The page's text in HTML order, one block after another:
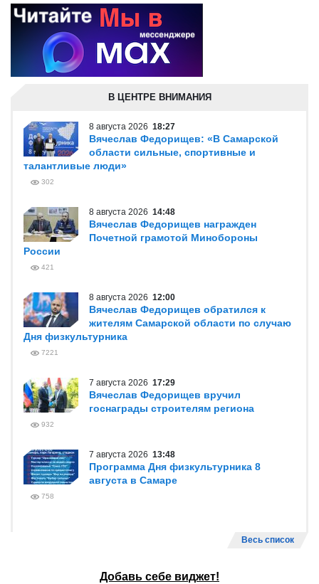
В ЦЕНТРЕ ВНИМАНИЯ
8 августа 2026 18:27
Вячеслав Федорищев: «В Самарской
области сильные, спортивные и
талантливые люди»
302
8 августа 2026 14:48
Вячеслав Федорищев награжден
Почетной грамотой Минобороны
России
421
8 августа 2026 12:00
Вячеслав Федорищев обратился к
жителям Самарской области по случаю
Дня физкультурника
7221
7 августа 2026 17:29
Вячеслав Федорищев вручил
госнаграды строителям региона
932
7 августа 2026 13:48
Программа Дня физкультурника 8
августа в Самаре
758
Весь список
Добавь себе виджет!